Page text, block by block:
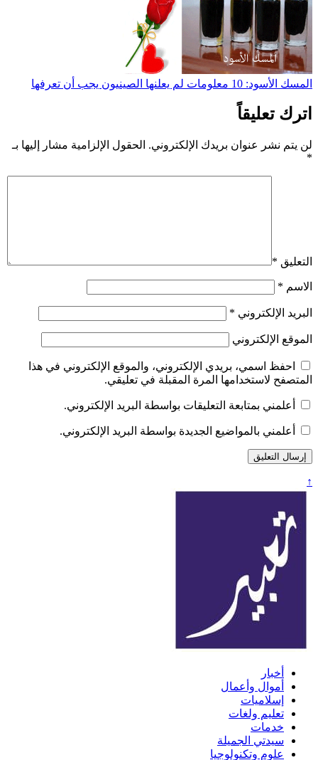
المسك الأسود: 10 معلومات لم يعلنها الصينيون يجب أن تعرفها
اترك تعليقاً
لن يتم نشر عنوان بريدك الإلكتروني. الحقول الإلزامية مشار إليها بـ
*
التعليق *
الاسم *
البريد الإلكتروني *
الموقع الإلكتروني
احفظ اسمي، بريدي الإلكتروني، والموقع الإلكتروني في هذا
المتصفح لاستخدامها المرة المقبلة في تعليقي.
أعلمني بمتابعة التعليقات بواسطة البريد الإلكتروني.
أعلمني بالمواضيع الجديدة بواسطة البريد الإلكتروني.
↑
أخبار
أموال وأعمال
إسلاميات
تعليم ولغات
خدمات
سيدتي الجميلة
علوم وتكنولوجيا